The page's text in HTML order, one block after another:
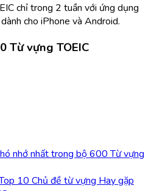
chỉ trong 2 tuần với ứng dụng
cho iPhone và Android.
Từ vựng TOEIC
nhớ nhất trong bộ 600 Từ vựng
10 Chủ đề từ vựng Hay gặp